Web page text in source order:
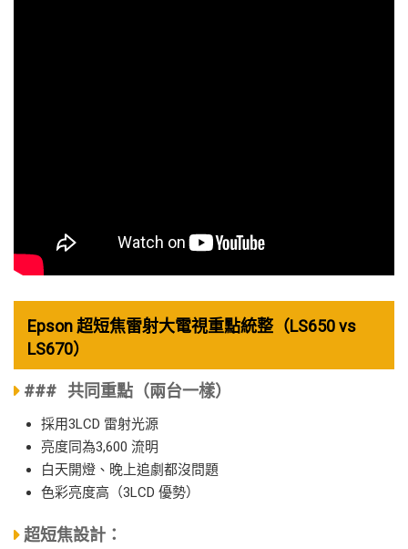
Epson 超短焦雷射大電視重點統整（LS650 vs
LS670）
### 共同重點（兩台一樣）
採用3LCD 雷射光源
亮度同為3,600 流明
白天開燈、晚上追劇都沒問題
色彩亮度高（3LCD 優勢）
超短焦設計：